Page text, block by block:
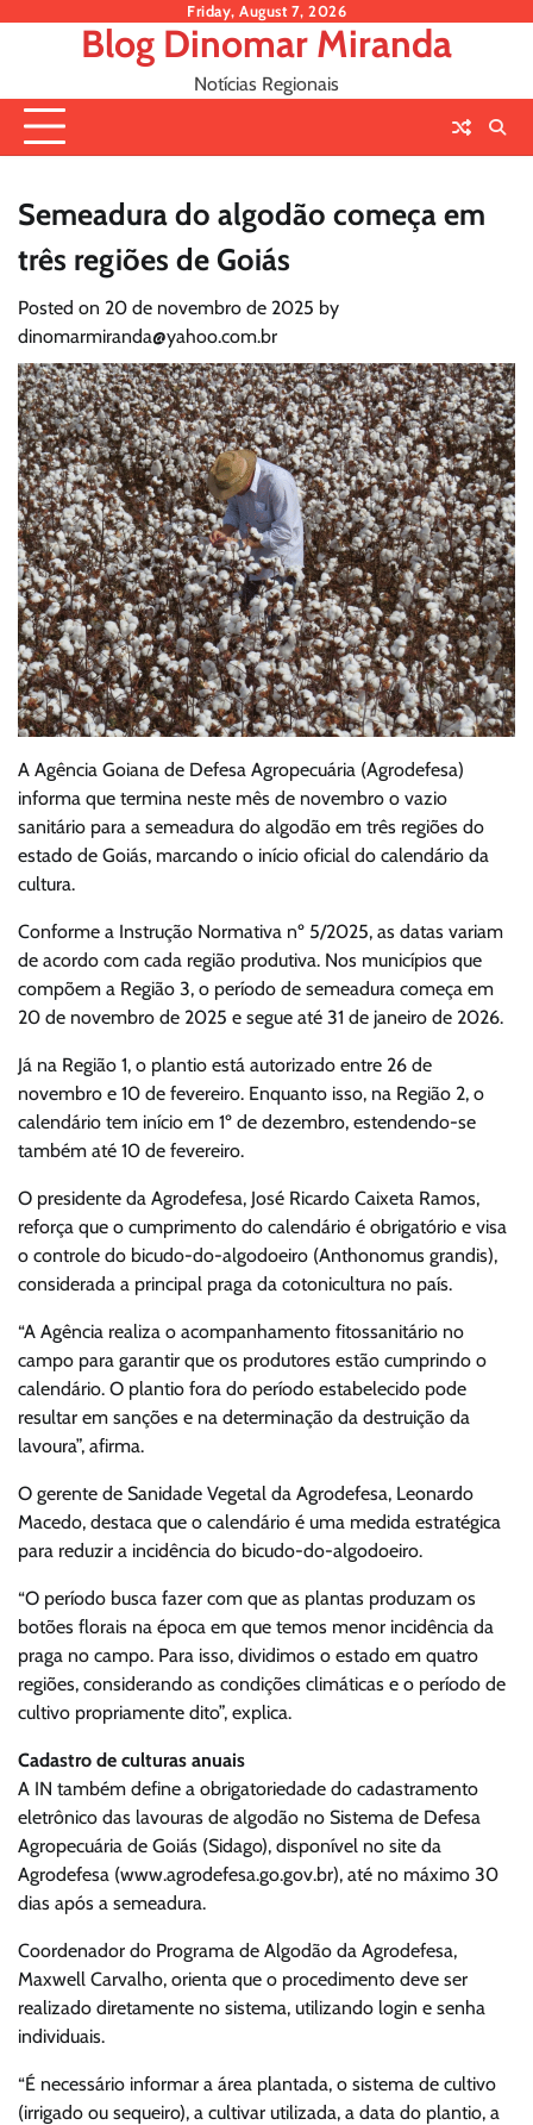
Friday, August 7, 2026
Blog Dinomar Miranda
Notícias Regionais
Semeadura do algodão começa em
três regiões de Goiás
Posted on 20 de novembro de 2025 by
dinomarmiranda@yahoo.com.br
A Agência Goiana de Defesa Agropecuária (Agrodefesa)
informa que termina neste mês de novembro o vazio
sanitário para a semeadura do algodão em três regiões do
estado de Goiás, marcando o início oficial do calendário da
cultura.
Conforme a Instrução Normativa nº 5/2025, as datas variam
de acordo com cada região produtiva. Nos municípios que
compõem a Região 3, o período de semeadura começa em
20 de novembro de 2025 e segue até 31 de janeiro de 2026.
Já na Região 1, o plantio está autorizado entre 26 de
novembro e 10 de fevereiro. Enquanto isso, na Região 2, o
calendário tem início em 1º de dezembro, estendendo-se
também até 10 de fevereiro.
O presidente da Agrodefesa, José Ricardo Caixeta Ramos,
reforça que o cumprimento do calendário é obrigatório e visa
o controle do bicudo-do-algodoeiro (Anthonomus grandis),
considerada a principal praga da cotonicultura no país.
“A Agência realiza o acompanhamento fitossanitário no
campo para garantir que os produtores estão cumprindo o
calendário. O plantio fora do período estabelecido pode
resultar em sanções e na determinação da destruição da
lavoura”, afirma.
O gerente de Sanidade Vegetal da Agrodefesa, Leonardo
Macedo, destaca que o calendário é uma medida estratégica
para reduzir a incidência do bicudo-do-algodoeiro.
“O período busca fazer com que as plantas produzam os
botões florais na época em que temos menor incidência da
praga no campo. Para isso, dividimos o estado em quatro
regiões, considerando as condições climáticas e o período de
cultivo propriamente dito”, explica.
Cadastro de culturas anuais
A IN também define a obrigatoriedade do cadastramento
eletrônico das lavouras de algodão no Sistema de Defesa
Agropecuária de Goiás (Sidago), disponível no site da
Agrodefesa (www.agrodefesa.go.gov.br), até no máximo 30
dias após a semeadura.
Coordenador do Programa de Algodão da Agrodefesa,
Maxwell Carvalho, orienta que o procedimento deve ser
realizado diretamente no sistema, utilizando login e senha
individuais.
“É necessário informar a área plantada, o sistema de cultivo
(irrigado ou sequeiro), a cultivar utilizada, a data do plantio, a